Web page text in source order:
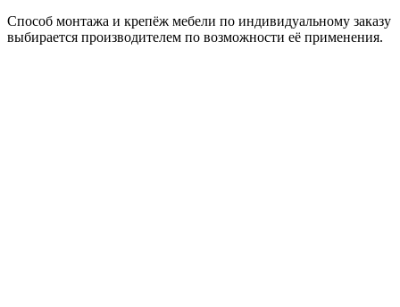
Способ монтажа и крепёж мебели по индивидуальному заказу
выбирается производителем по возможности её применения.